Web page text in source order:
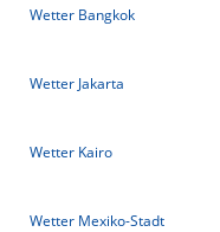
Wetter Bangkok
Wetter Jakarta
Wetter Kairo
Wetter Mexiko-Stadt